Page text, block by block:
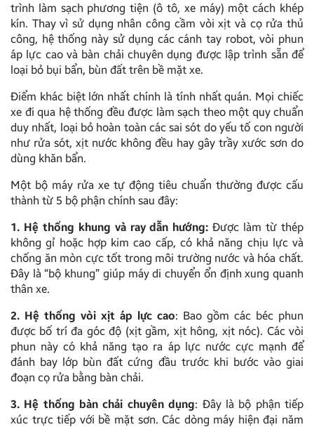
trình làm sạch phương tiện (ô tô, xe máy) một cách khép
kín. Thay vì sử dụng nhân công cầm vòi xịt và cọ rửa thủ
công, hệ thống này sử dụng các cánh tay robot, vòi phun
áp lực cao và bàn chải chuyên dụng được lập trình sẵn để
loại bỏ bụi bẩn, bùn đất trên bề mặt xe.
Điểm khác biệt lớn nhất chính là tính nhất quán. Mọi chiếc
xe đi qua hệ thống đều được làm sạch theo một quy chuẩn
duy nhất, loại bỏ hoàn toàn các sai sót do yếu tố con người
như rửa sót, xịt nước không đều hay gây trầy xước sơn do
dùng khăn bẩn.
Một bộ máy rửa xe tự động tiêu chuẩn thường được cấu
thành từ 5 bộ phận chính sau đây:
1. Hệ thống khung và ray dẫn hướng: Được làm từ thép
không gỉ hoặc hợp kim cao cấp, có khả năng chịu lực và
chống ăn mòn cực tốt trong môi trường nước và hóa chất.
Đây là “bộ khung” giúp máy di chuyển ổn định xung quanh
thân xe.
2. Hệ thống vòi xịt áp lực cao: Bao gồm các béc phun
được bố trí đa góc độ (xịt gầm, xịt hông, xịt nóc). Các vòi
phun này có khả năng tạo ra áp lực nước cực mạnh để
đánh bay lớp bùn đất cứng đầu trước khi bước vào giai
đoạn cọ rửa bằng bàn chải.
3. Hệ thống bàn chải chuyên dụng: Đây là bộ phận tiếp
xúc trực tiếp với bề mặt sơn. Các dòng máy hiện đại năm